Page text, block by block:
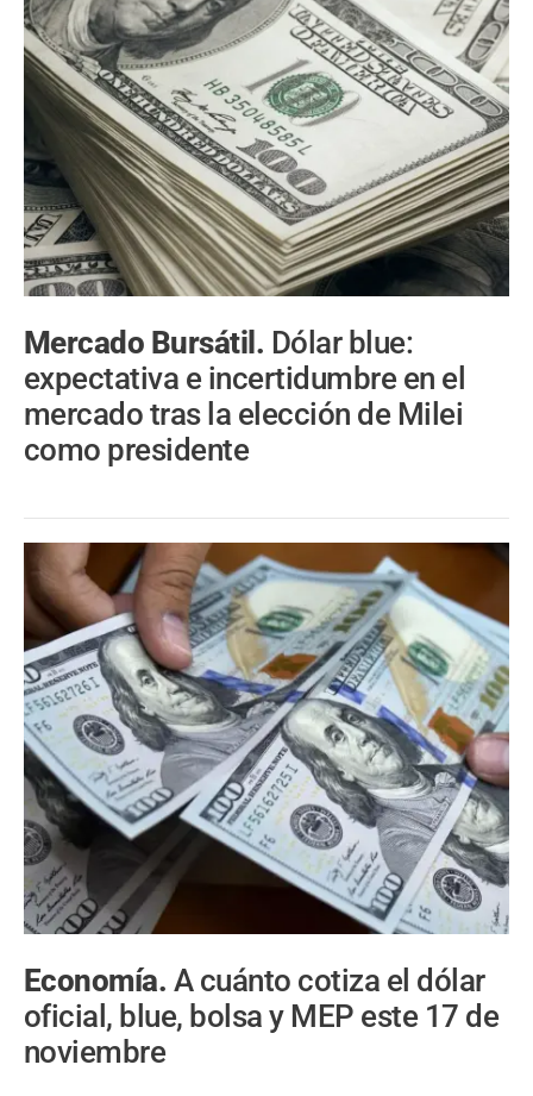
Mercado Bursátil. Dólar blue:
expectativa e incertidumbre en el
mercado tras la elección de Milei
como presidente
Economía. A cuánto cotiza el dólar
oficial, blue, bolsa y MEP este 17 de
noviembre